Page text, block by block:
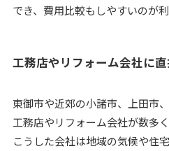
でき、費用比較もしやすいのが利
工務店やリフォーム会社に
東御市や近郊の小諸市、上田市
工務店やリフォーム会社が数多く
こうした会社は地域の気候や住